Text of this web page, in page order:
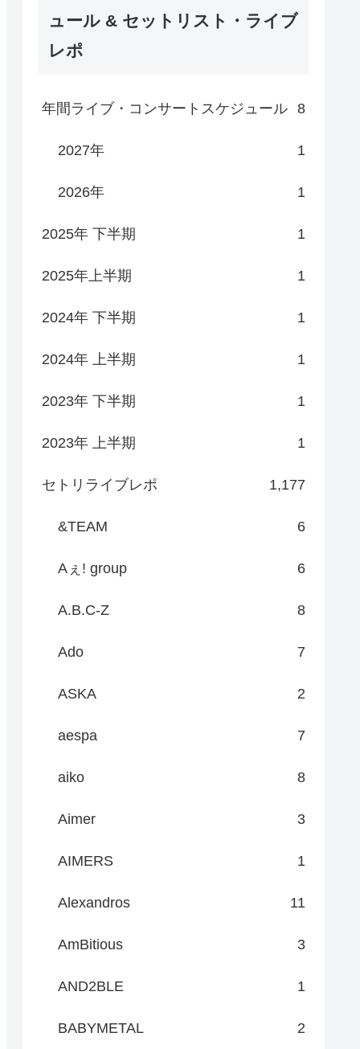
ュール & セットリスト・ライブ
レポ
年間ライブ・コンサートスケジュール 8
2027年 1
2026年 1
2025年 下半期 1
2025年上半期 1
2024年 下半期 1
2024年 上半期 1
2023年 下半期 1
2023年 上半期 1
セトリライブレポ 1,177
&TEAM 6
Aぇ! group 6
A.B.C-Z 8
Ado 7
ASKA 2
aespa 7
aiko 8
Aimer 3
AIMERS 1
Alexandros 11
AmBitious 3
AND2BLE 1
BABYMETAL 2